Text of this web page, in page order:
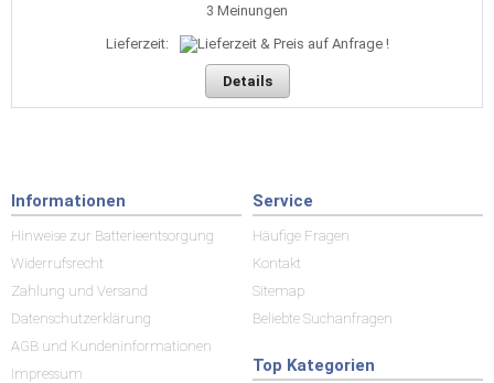
3 Meinungen
Lieferzeit:
Details
Informationen
Hinweise zur Batterieentsorgung
Widerrufsrecht
Zahlung und Versand
Datenschutzerklärung
AGB und Kundeninformationen
Impressum
Service
Häufige Fragen
Kontakt
Sitemap
Beliebte Suchanfragen
Top Kategorien